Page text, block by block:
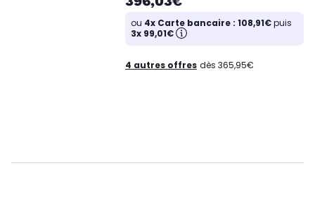
ou 4x Carte bancaire : 108,91€puis
3x 99,01€
4 autres offres dès 365,95€